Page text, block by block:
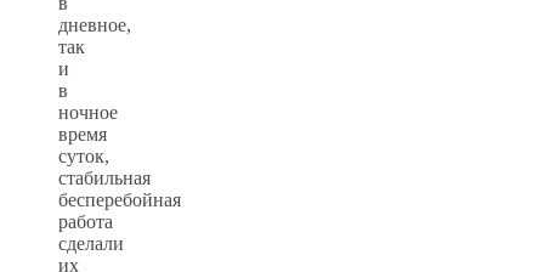
дневное,
так
и
в
ночное
время
суток,
стабильная
бесперебойная
работа
сделали
их